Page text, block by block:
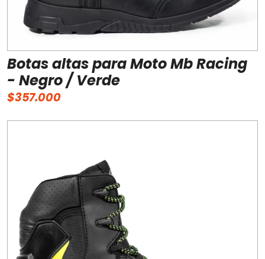
Botas altas para Moto Mb Racing
- Negro / Verde
$357.000